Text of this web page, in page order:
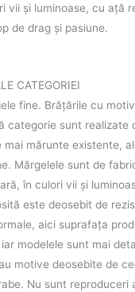
vii şi luminoase, cu aţă
de drag şi pasiune.
CATEGORIEI
fine. Brățările cu
categorie sunt realizate
mai mărunte existente,
Mărgelele sunt de
în culori vii şi
este deosebit de
aici suprafața
modelele sunt mai
motive deosebite de
Nu sunt reproduceri